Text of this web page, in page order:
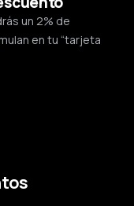
un 2% de
en tu “tarjeta